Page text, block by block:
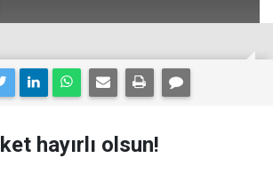
hayırlı olsun!